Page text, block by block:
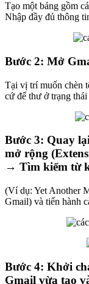
Tạo một bảng gồm
Nhập đầy đủ thông
Bước 2: Mở
Tại vị trí muốn chèn
cứ để thư ở trạng thái
Bước 3: Quay
mở rộng
→ Tìm kiếm từ
(Ví dụ: Yet Another
Gmail) và tiến hành
Bước 4: Khởi
Gmail vừa tạo